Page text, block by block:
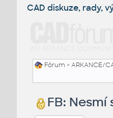
CAD diskuze, rady,
Fórum >ARKANCE/
FB: